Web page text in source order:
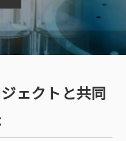
ェクトと共同